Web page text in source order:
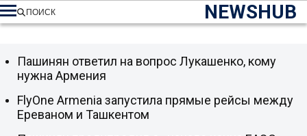
NEWSHUB
ПОИСК
Пашинян ответил на вопрос Лукашенко, кому
нужна Армения
FlyOne Armenia запустила прямые рейсы между
Ереваном и Ташкентом